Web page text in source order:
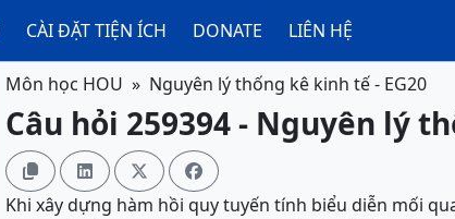
CÀI ĐẶT TIỆN ÍCH DONATE LIÊN HỆ
Môn học HOU Nguyên lý thống kê kinh tế - EG20
Câu hỏi 259394 - Nguyên lý
   
Khi xây dựng hàm hồi quy tuyến tính biểu diễn mối